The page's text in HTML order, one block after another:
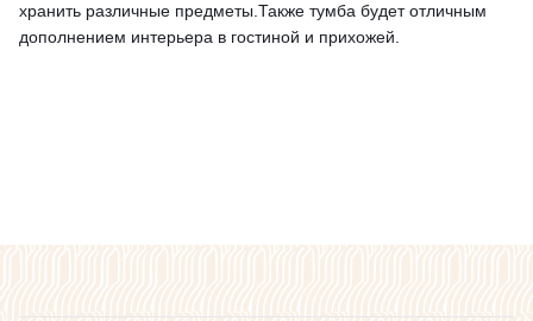
хранить различные предметы.Также тумба будет отличным
дополнением интерьера в гостиной и прихожей.